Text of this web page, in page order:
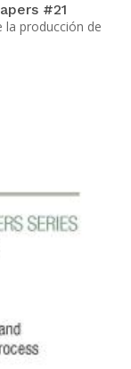
#21
la producción de